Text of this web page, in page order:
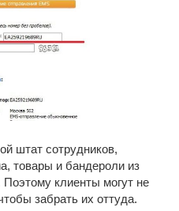
штат сотрудников,
товары и бандероли из
Поэтому клиенты могут не
забрать их оттуда.